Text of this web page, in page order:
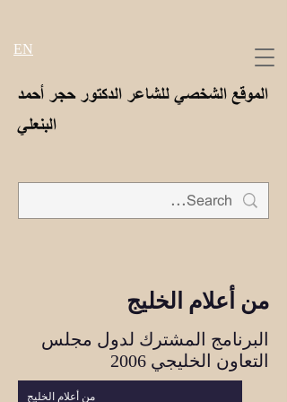
الموقع الشخصي للشاعر الدكتور حجر أحمد
البنعلي
EN
من أعلام الخليج
البرنامج المشترك لدول مجلس
التعاون الخليجي 2006
من أعلام الخليج